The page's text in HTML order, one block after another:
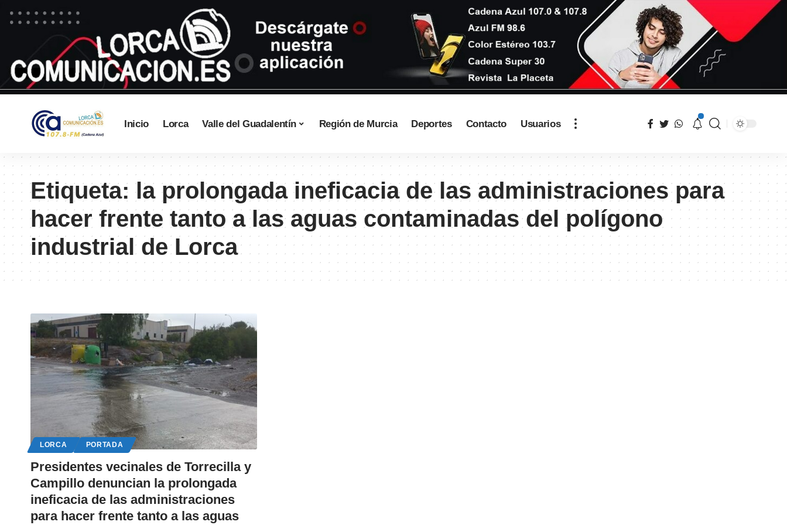
Inicio Lorca Valle del Guadalentín Región de Murcia Deportes Contacto Usuarios
Etiqueta:la prolongada ineficacia de las administraciones para
hacer frente tanto a las aguas contaminadas del polígono
industrial de Lorca
LORCA PORTADA
Presidentes vecinales de Torrecilla y
Campillo denuncian la prolongada
ineficacia de las administraciones
para hacer frente tanto a las aguas